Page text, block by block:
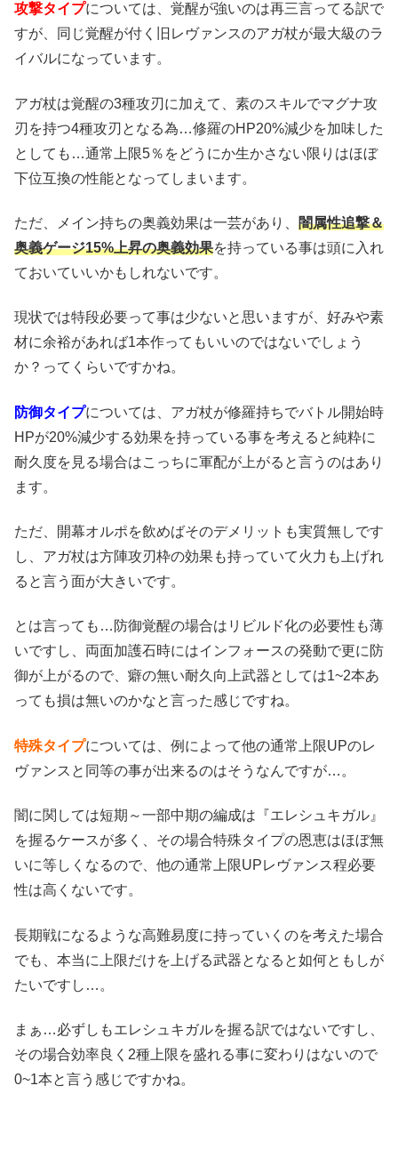
攻撃タイプについては、覚醒が強いのは再三言ってる訳で
すが、同じ覚醒が付く旧レヴァンスのアガ杖が最大級のラ
イバルになっています。
アガ杖は覚醒の3種攻刃に加えて、素のスキルでマグナ攻
刃を持つ4種攻刃となる為…修羅のHP20%減少を加味した
としても…通常上限5％をどうにか生かさない限りはほぼ
下位互換の性能となってしまいます。
ただ、メイン持ちの奥義効果は一芸があり、 闇属性追撃＆
奥義ゲージ15%上昇の奥義効果を持っている事は頭に入れ
ておいていいかもしれないです。
現状では特段必要って事は少ないと思いますが、好みや素
材に余裕があれば1本作ってもいいのではないでしょう
か？ってくらいですかね。
防御タイプについては、アガ杖が修羅持ちでバトル開始時
HPが20%減少する効果を持っている事を考えると純粋に
耐久度を見る場合はこっちに軍配が上がると言うのはあり
ます。
ただ、開幕オルポを飲めばそのデメリットも実質無しです
し、アガ杖は方陣攻刃枠の効果も持っていて火力も上げれ
ると言う面が大きいです。
とは言っても…防御覚醒の場合はリビルド化の必要性も薄
いですし、両面加護石時にはインフォースの発動で更に防
御が上がるので、癖の無い耐久向上武器としては1~2本あ
っても損は無いのかなと言った感じですね。
特殊タイプについては、例によって他の通常上限UPのレ
ヴァンスと同等の事が出来るのはそうなんですが…。
闇に関しては短期～一部中期の編成は『エレシュキガル』
を握るケースが多く、その場合特殊タイプの恩恵はほぼ無
いに等しくなるので、他の通常上限UPレヴァンス程必要
性は高くないです。
長期戦になるような高難易度に持っていくのを考えた場合
でも、本当に上限だけを上げる武器となると如何ともしが
たいですし…。
まぁ…必ずしもエレシュキガルを握る訳ではないですし、
その場合効率良く2種上限を盛れる事に変わりはないので
0~1本と言う感じですかね。